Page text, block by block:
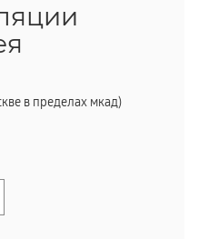
в пределах мкад)